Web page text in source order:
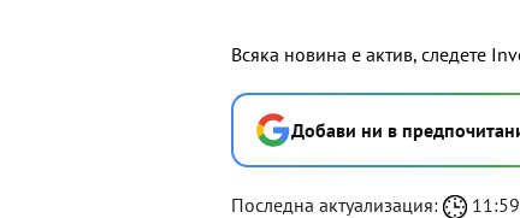
Всяка новина е актив, следете
Добави ни в
Последна актуализация: